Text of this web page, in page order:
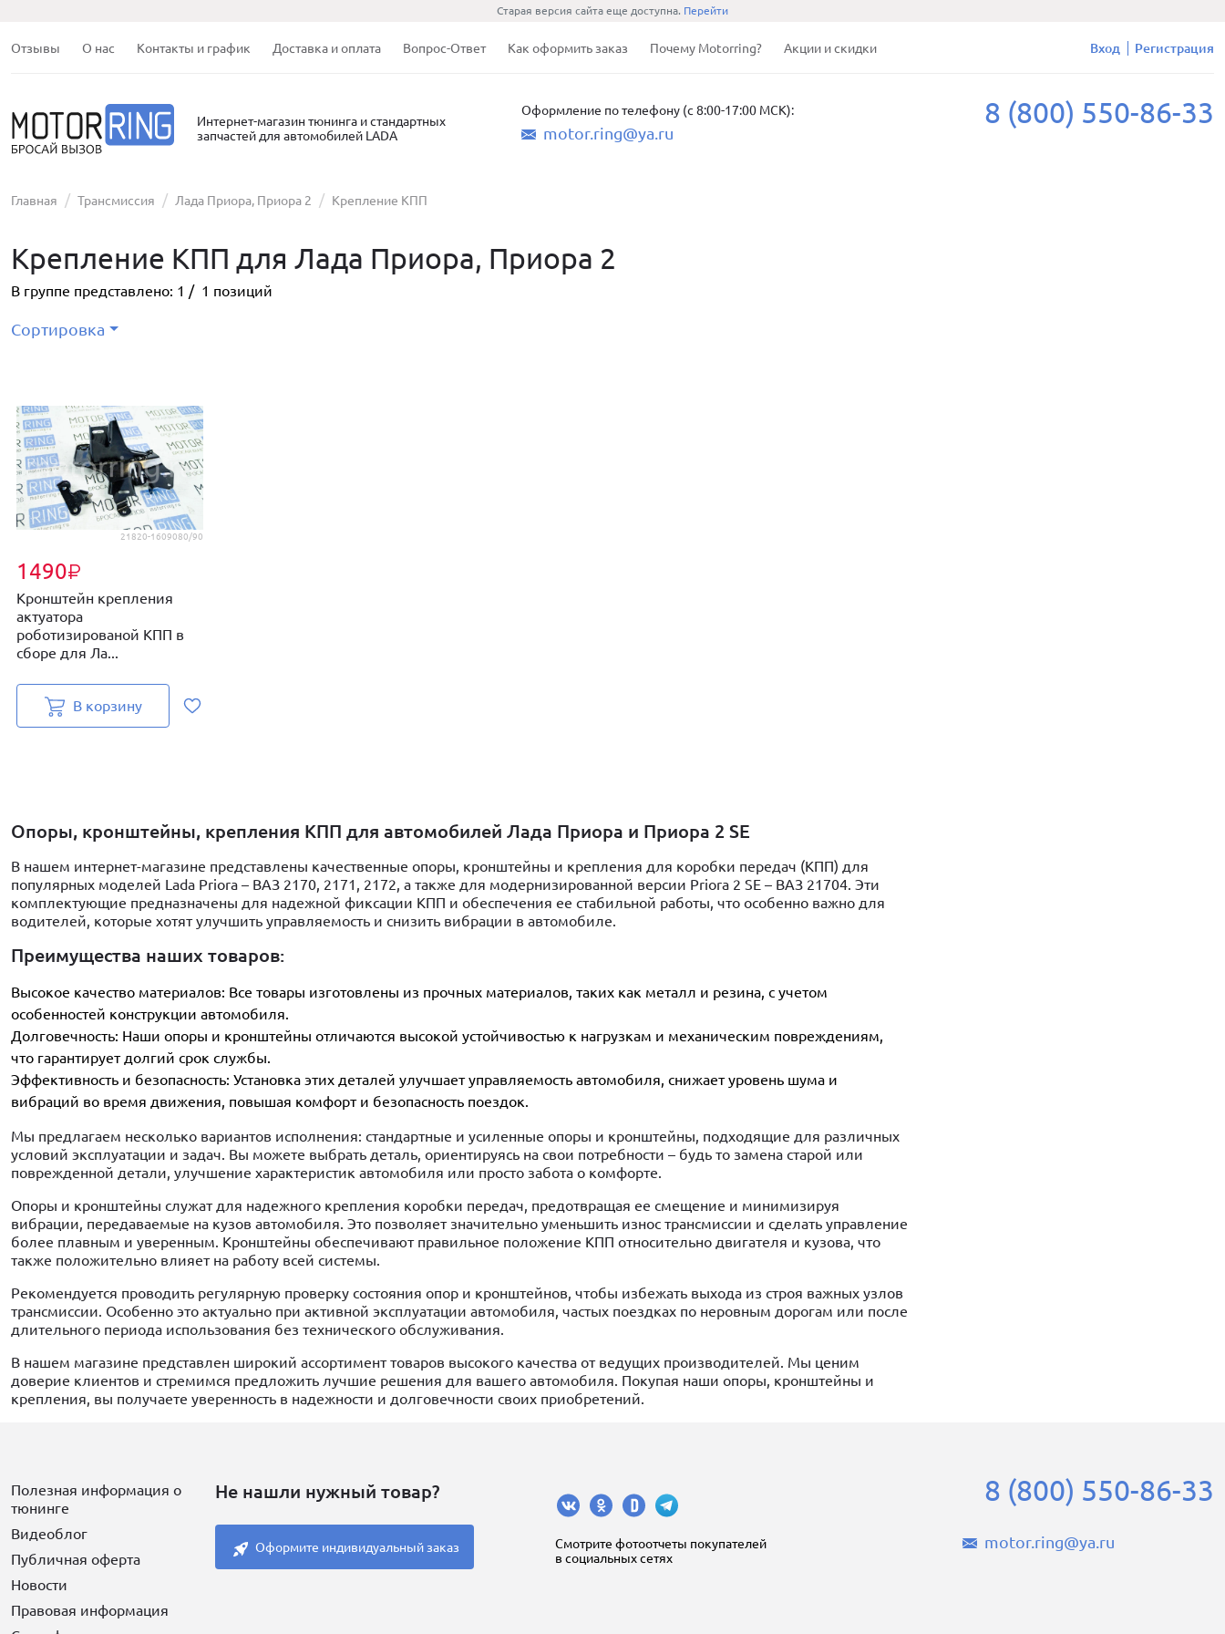
Старая версия сайта еще доступна. Перейти
Отзывы О нас Контакты и график Доставка и оплата Вопрос-Ответ Как оформить заказ Почему Motorring? Акции и скидки Вход Регистрация
Интернет-магазин тюнинга и стандартных
запчастей для автомобилей LADA
Оформление по телефону (с 8:00-17:00 МСК):
motor.ring@ya.ru
8 (800) 550-86-33
Главная Трансмиссия Лада Приора, Приора 2 Крепление КПП
Крепление КПП для Лада Приора, Приора 2
В группе представлено: 1 / 1 позиций
Сортировка
21820-1609080/90
1490₽
Кронштейн крепления
актуатора
роботизированой КПП в
сборе для Ла...
В корзину
Опоры, кронштейны, крепления КПП для автомобилей Лада Приора и Приора 2 SE
В нашем интернет-магазине представлены качественные опоры, кронштейны и крепления для коробки передач (КПП) для
популярных моделей Lada Priora – ВАЗ 2170, 2171, 2172, а также для модернизированной версии Priora 2 SE – ВАЗ 21704. Эти
комплектующие предназначены для надежной фиксации КПП и обеспечения ее стабильной работы, что особенно важно для
водителей, которые хотят улучшить управляемость и снизить вибрации в автомобиле.
Преимущества наших товаров:
Высокое качество материалов: Все товары изготовлены из прочных материалов, таких как металл и резина, с учетом
особенностей конструкции автомобиля.
Долговечность: Наши опоры и кронштейны отличаются высокой устойчивостью к нагрузкам и механическим повреждениям,
что гарантирует долгий срок службы.
Эффективность и безопасность: Установка этих деталей улучшает управляемость автомобиля, снижает уровень шума и
вибраций во время движения, повышая комфорт и безопасность поездок.
Мы предлагаем несколько вариантов исполнения: стандартные и усиленные опоры и кронштейны, подходящие для различных
условий эксплуатации и задач. Вы можете выбрать деталь, ориентируясь на свои потребности – будь то замена старой или
поврежденной детали, улучшение характеристик автомобиля или просто забота о комфорте.
Опоры и кронштейны служат для надежного крепления коробки передач, предотвращая ее смещение и минимизируя
вибрации, передаваемые на кузов автомобиля. Это позволяет значительно уменьшить износ трансмиссии и сделать управление
более плавным и уверенным. Кронштейны обеспечивают правильное положение КПП относительно двигателя и кузова, что
также положительно влияет на работу всей системы.
Рекомендуется проводить регулярную проверку состояния опор и кронштейнов, чтобы избежать выхода из строя важных узлов
трансмиссии. Особенно это актуально при активной эксплуатации автомобиля, частых поездках по неровным дорогам или после
длительного периода использования без технического обслуживания.
В нашем магазине представлен широкий ассортимент товаров высокого качества от ведущих производителей. Мы ценим
доверие клиентов и стремимся предложить лучшие решения для вашего автомобиля. Покупая наши опоры, кронштейны и
крепления, вы получаете уверенность в надежности и долговечности своих приобретений.
Полезная информация о
тюнинге
Видеоблог
Публичная оферта
Новости
Правовая информация
Не нашли нужный товар?
Оформите индивидуальный заказ
Cмотрите фотоотчеты покупателей
в социальных сетях
8 (800) 550-86-33
motor.ring@ya.ru